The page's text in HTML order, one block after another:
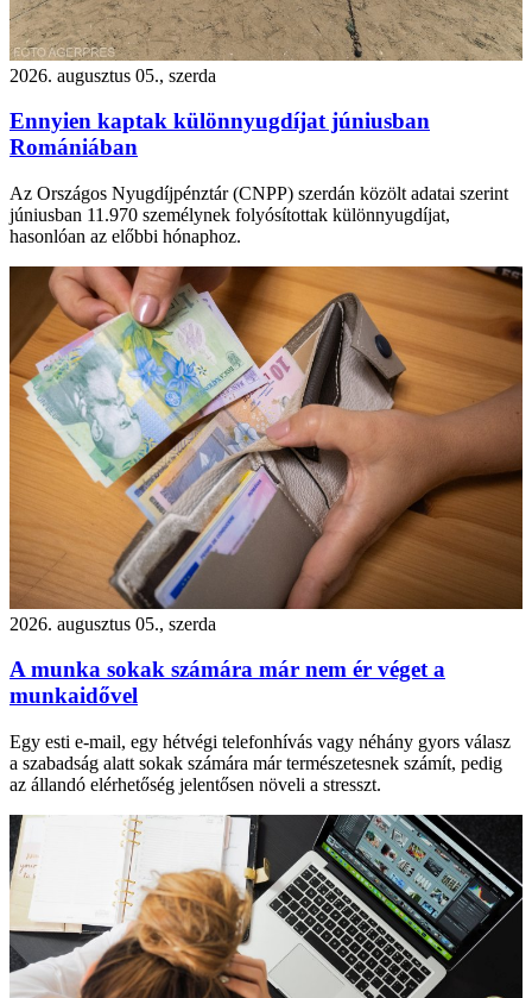
2026. augusztus 05., szerda
Ennyien kaptak különnyugdíjat júniusban
Romániában
Az Országos Nyugdíjpénztár (CNPP) szerdán közölt adatai szerint
júniusban 11.970 személynek folyósítottak különnyugdíjat,
hasonlóan az előbbi hónaphoz.
2026. augusztus 05., szerda
A munka sokak számára már nem ér véget a
munkaidővel
Egy esti e-mail, egy hétvégi telefonhívás vagy néhány gyors válasz
a szabadság alatt sokak számára már természetesnek számít, pedig
az állandó elérhetőség jelentősen növeli a stresszt.